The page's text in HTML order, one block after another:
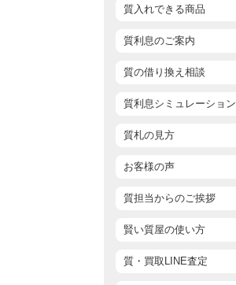
質入れできる商品
質利息のご案内
質の借り換え相談
質利息シミュレーション
質札の見方
お客様の声
質担当からのご挨拶
賢い質屋の使い方
質・買取LINE査定